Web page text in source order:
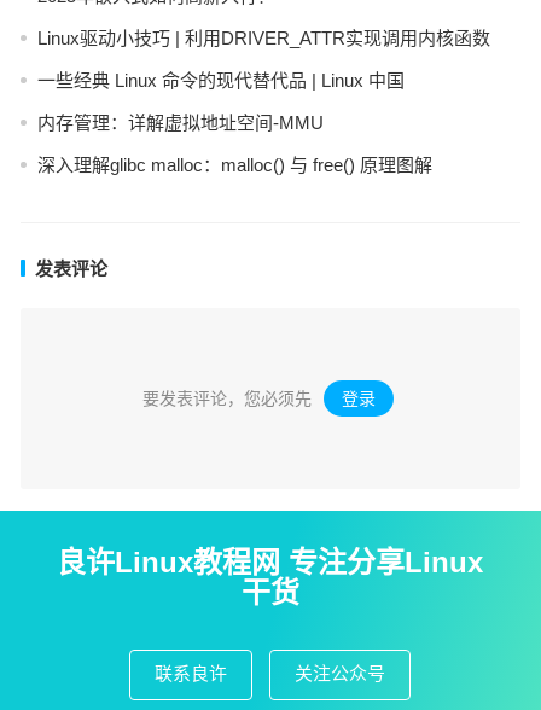
Linux驱动小技巧 | 利用DRIVER_ATTR实现调用内核函数
一些经典 Linux 命令的现代替代品 | Linux 中国
内存管理：详解虚拟地址空间-MMU
深入理解glibc malloc：malloc() 与 free() 原理图解
发表评论
要发表评论，您必须先 登录 。
良许Linux教程网 专注分享Linux
干货
联系良许 关注公众号